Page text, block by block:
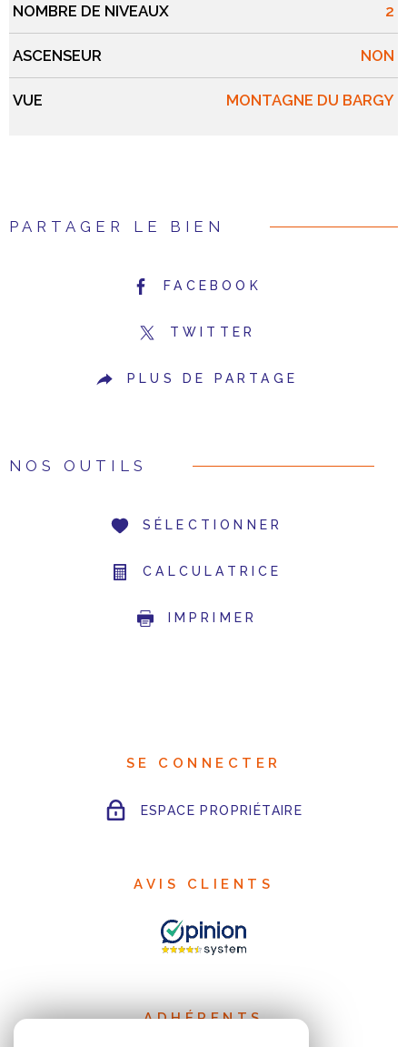
NOMBRE DE NIVEAUX 2
ASCENSEUR NON
VUE MONTAGNE DU BARGY
PARTAGER LE BIEN
FACEBOOK
TWITTER
PLUS DE PARTAGE
NOS OUTILS
SÉLECTIONNER
CALCULATRICE
IMPRIMER
SE CONNECTER
ESPACE PROPRIÉTAIRE
AVIS CLIENTS
ADHÉRENTS